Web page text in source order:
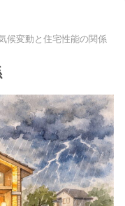
候変動と住宅性能の関係